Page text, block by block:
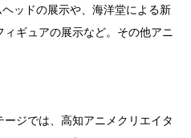
ッドの展示や、海洋堂による新
ギュアの展示など。その他アニ
ジでは、高知アニメクリエイタ